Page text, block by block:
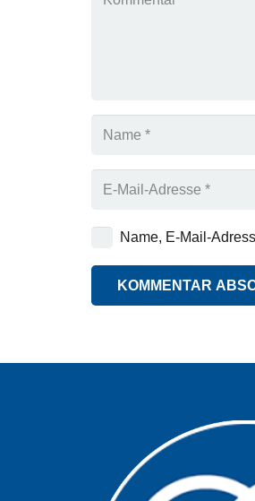
Name, E-Mail-
KOMMENTAR